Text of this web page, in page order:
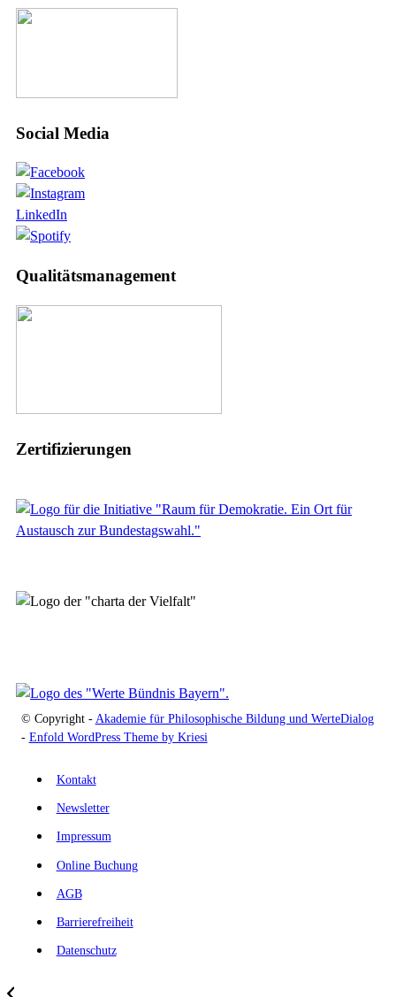
Social Media
LinkedIn
Qualitätsmanagement
Zertifizierungen
© Copyright - Akademie für Philosophische Bildung und WerteDialog
- Enfold WordPress Theme by Kriesi
Kontakt
Newsletter
Impressum
Online Buchung
AGB
Barrierefreiheit
Datenschutz